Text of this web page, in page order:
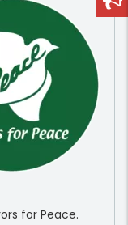
for Peace.